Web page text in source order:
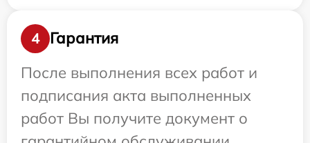
4
Гарантия
После выполнения всех работ и
подписания акта выполненных
работ Вы получите документ о